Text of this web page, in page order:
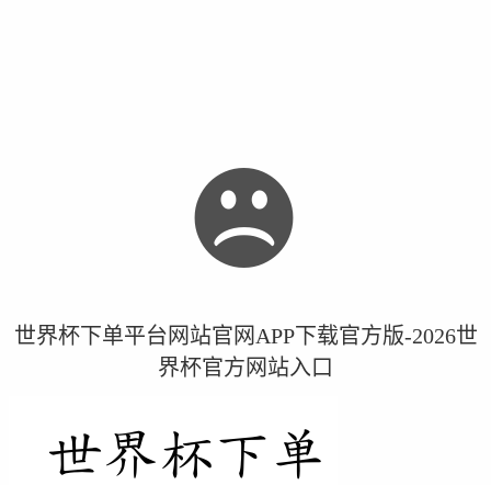
世界杯下单平台网站官网APP下载官方版-2026世
界杯官方网站入口